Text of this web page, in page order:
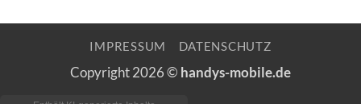
IMPRESSUM DATENSCHUTZ
Copyright 2026 © handys-mobile.de